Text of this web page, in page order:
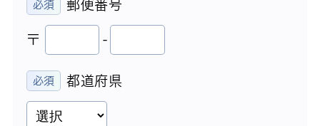
郵便番号
〒 -
都道府県